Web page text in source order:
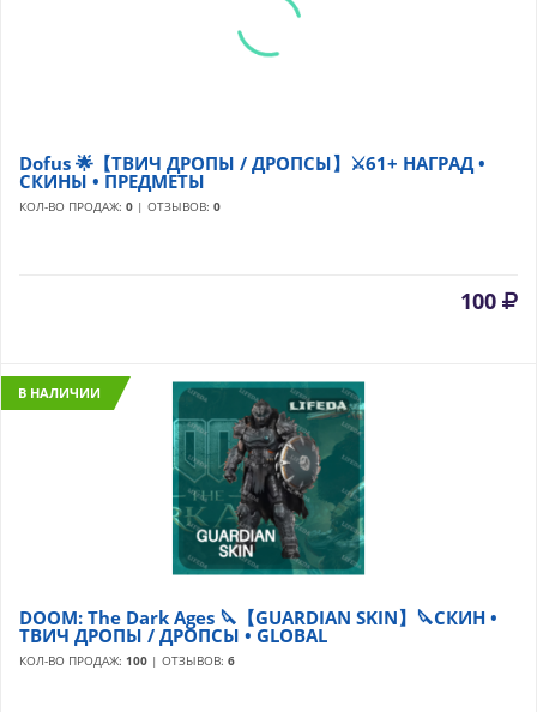
Dofus 🌟【ТВИЧ ДРОПЫ / ДРОПСЫ】⚔️61+ НАГРАД •
СКИНЫ • ПРЕДМЕТЫ
КОЛ-ВО ПРОДАЖ: 0 | ОТЗЫВОВ: 0
100
В НАЛИЧИИ
DOOM: The Dark Ages 🔪【GUARDIAN SKIN】🔪СКИН •
ТВИЧ ДРОПЫ / ДРОПСЫ • GLOBAL
КОЛ-ВО ПРОДАЖ: 100 | ОТЗЫВОВ: 6